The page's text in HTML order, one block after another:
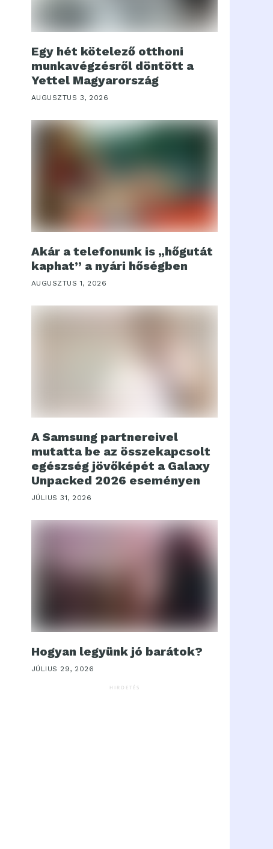
Egy hét kötelező otthoni
munkavégzésről döntött a
Yettel Magyarország
AUGUSZTUS 3, 2026
Akár a telefonunk is „hőgutát
kaphat” a nyári hőségben
AUGUSZTUS 1, 2026
A Samsung partnereivel
mutatta be az összekapcsolt
egészség jövőképét a Galaxy
Unpacked 2026 eseményen
JÚLIUS 31, 2026
Hogyan legyünk jó barátok?
JÚLIUS 29, 2026
HIRDETÉS